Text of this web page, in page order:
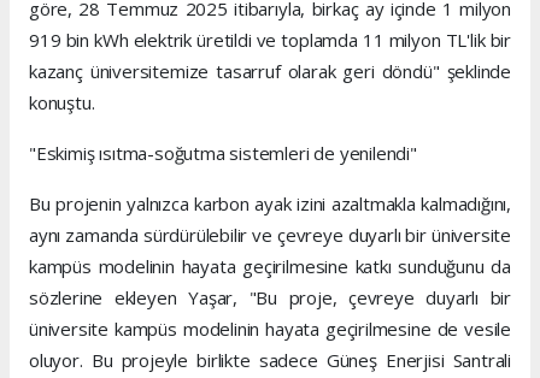
göre, 28 Temmuz 2025 itibarıyla, birkaç ay içinde 1 milyon
919 bin kWh elektrik üretildi ve toplamda 11 milyon TL'lik bir
kazanç üniversitemize tasarruf olarak geri döndü" şeklinde
konuştu.
"Eskimiş ısıtma-soğutma sistemleri de yenilendi"
Bu projenin yalnızca karbon ayak izini azaltmakla kalmadığını,
aynı zamanda sürdürülebilir ve çevreye duyarlı bir üniversite
kampüs modelinin hayata geçirilmesine katkı sunduğunu da
sözlerine ekleyen Yaşar, "Bu proje, çevreye duyarlı bir
üniversite kampüs modelinin hayata geçirilmesine de vesile
oluyor. Bu projeyle birlikte sadece Güneş Enerjisi Santrali